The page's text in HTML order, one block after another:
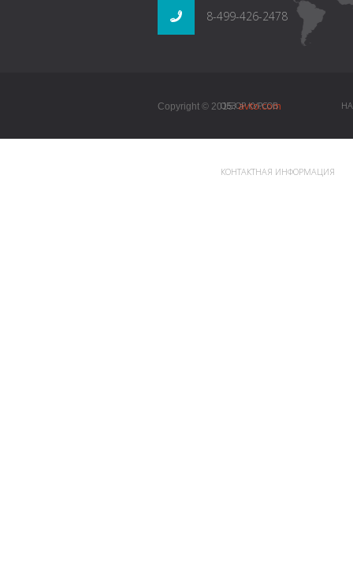
8-499-426-2478
Copyright © 2015.avto.com
ОБЗОР КУРСОВ
КОНТАКТНАЯ ИНФОРМАЦИЯ